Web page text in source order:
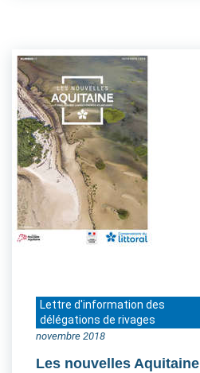
Lettre d'information des
délégations de rivages
novembre 2018
Les nouvelles Aquitaine